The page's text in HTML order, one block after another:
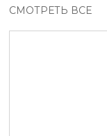
СМОТРЕТЬ ВСЕ